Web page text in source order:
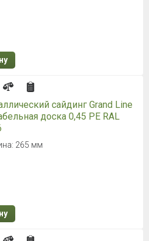
сайдинг Grand Line
доска 0,45 PE RAL
265 мм